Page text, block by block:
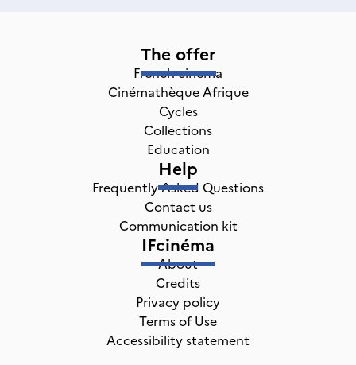
The offer
French cinema
Cinémathèque Afrique
Cycles
Collections
Education
Help
Frequently Asked Questions
Contact us
Communication kit
IFcinéma
About
Credits
Privacy policy
Terms of Use
Accessibility statement